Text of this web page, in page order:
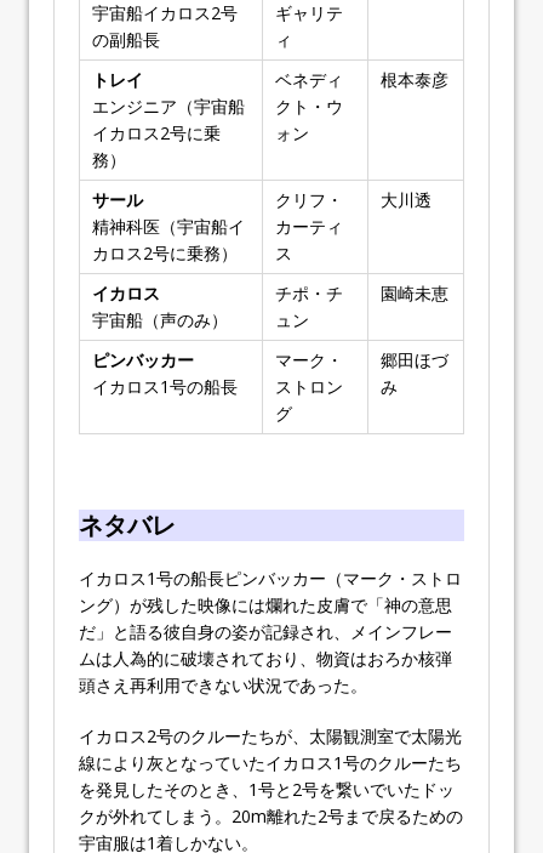
宇宙船イカロス2号
の副船長
ギャリテ
ィ
トレイ
エンジニア（宇宙船
イカロス2号に乗
務）
ベネディ
クト・ウ
ォン
根本泰彦
サール
精神科医（宇宙船イ
カロス2号に乗務）
クリフ・
カーティ
ス
大川透
イカロス
宇宙船（声のみ）
チポ・チ
ュン
園崎未恵
ピンバッカー
イカロス1号の船長
マーク・
ストロン
グ
郷田ほづ
み
ネタバレ
イカロス1号の船長ピンバッカー（マーク・ストロ
ング）が残した映像には爛れた皮膚で「神の意思
だ」と語る彼自身の姿が記録され、メインフレー
ムは人為的に破壊されており、物資はおろか核弾
頭さえ再利用できない状況であった。
イカロス2号のクルーたちが、太陽観測室で太陽光
線により灰となっていたイカロス1号のクルーたち
を発見したそのとき、1号と2号を繋いでいたドッ
クが外れてしまう。20m離れた2号まで戻るための
宇宙服は1着しかない。